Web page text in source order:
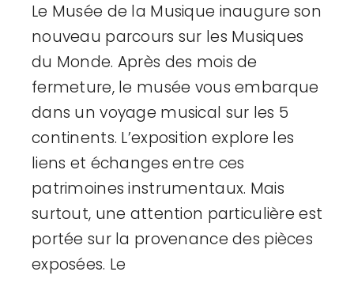
Le Musée de la Musique inaugure son
nouveau parcours sur les Musiques
du Monde. Après des mois de
fermeture, le musée vous embarque
dans un voyage musical sur les 5
continents. L’exposition explore les
liens et échanges entre ces
patrimoines instrumentaux. Mais
surtout, une attention particulière est
portée sur la provenance des pièces
exposées. Le